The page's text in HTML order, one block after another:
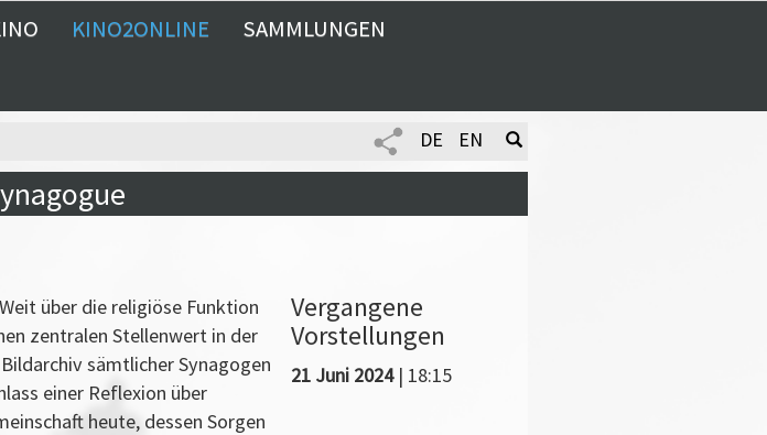
KINO2ONLINE
SAMMLUNGEN
DE EN
über die religiöse Funktion
zentralen Stellenwert in der
sämtlicher Synagogen
einer Reflexion über
heute, dessen Sorgen
Vergangene
Vorstellungen
21 Juni 2024| 18:15